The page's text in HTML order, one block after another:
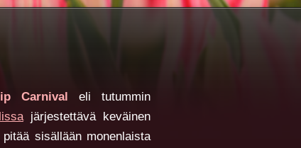
Carnival eli tutummin
järjestettävä keväinen
sisällään monenlaista